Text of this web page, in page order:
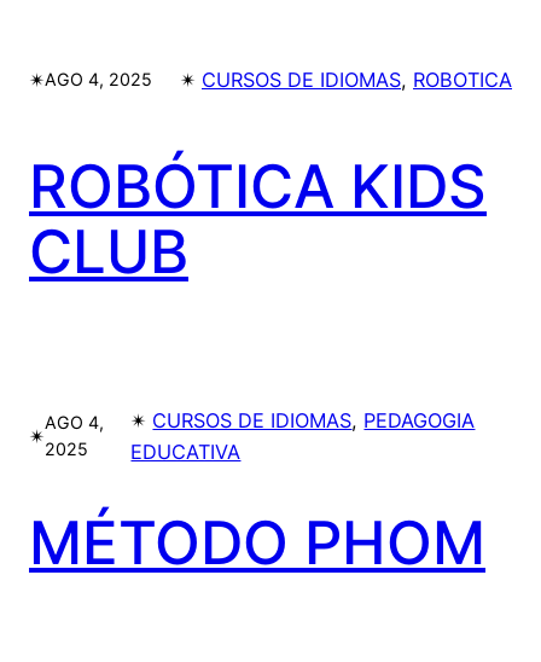
✴︎AGO 4, 2025 ✴︎ CURSOS DE IDIOMAS, ROBOTICA
ROBÓTICA KIDS
CLUB
✴︎
AGO 4,
2025
✴︎ CURSOS DE IDIOMAS, PEDAGOGIA
EDUCATIVA
MÉTODO PHOM